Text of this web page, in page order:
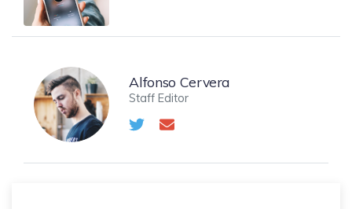
Alfonso Cervera
Staff Editor